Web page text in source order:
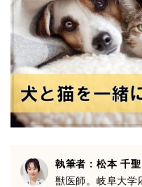
執筆者：松本 千聖
獣医師。岐阜大学